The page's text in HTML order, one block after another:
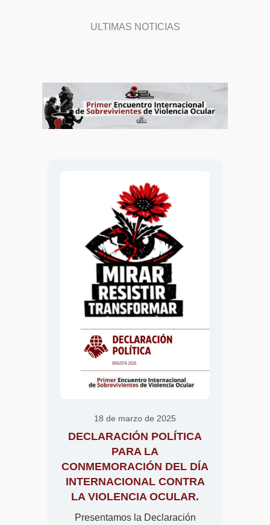
ULTIMAS NOTICIAS
18 de marzo de 2025
DECLARACIÓN POLÍTICA
PARA LA
CONMEMORACIÓN DEL DÍA
INTERNACIONAL CONTRA
LA VIOLENCIA OCULAR.
Presentamos la Declaración